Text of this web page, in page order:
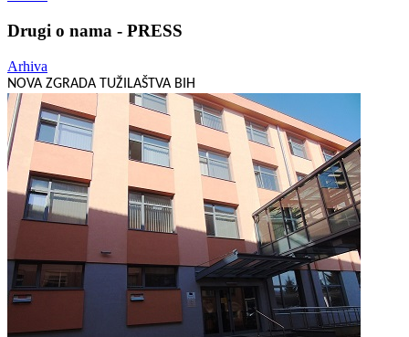
Drugi o nama - PRESS
Arhiva
NOVA ZGRADA TUŽILAŠTVA BIH